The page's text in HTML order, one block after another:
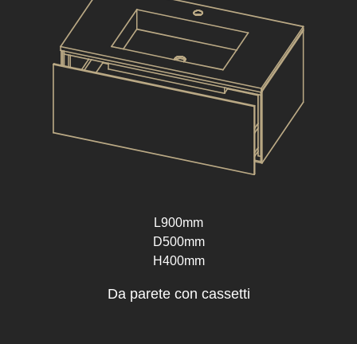
L900mm
D500mm
H400mm
Da parete con cassetti